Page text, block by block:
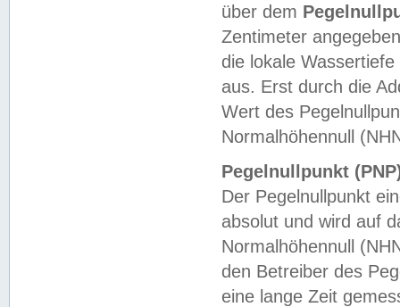
über dem
Zentimeter
die lokale
aus. Erst durch die
Wert des
Normalhöhennull
Pegelnullpunkt
Der Pegelnullpunkt
absolut und wird auf
Normalhöhennull
den Betreiber des
eine lange Zeit